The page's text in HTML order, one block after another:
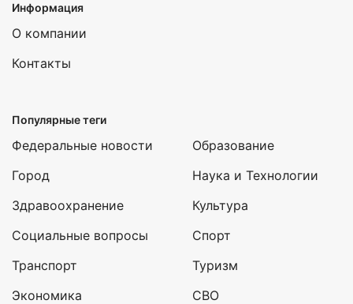
Информация
О компании
Контакты
Популярные теги
Федеральные новости
Город
Здравоохранение
Социальные вопросы
Транспорт
Экономика
Образование
Наука и Технологии
Культура
Спорт
Туризм
СВО